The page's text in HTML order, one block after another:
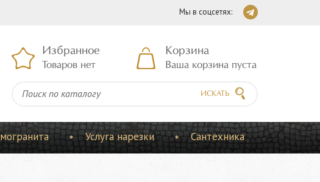
Мы в соцсетях:
Избранное
Товаров нет
Корзина
Ваша корзина пуста
ИСКАТЬ
Услуга нарезки Сантехника